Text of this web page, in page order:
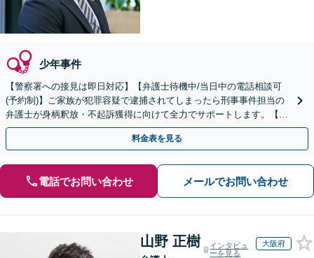
少年事件
【警察署への接見は即日対応】【弁護士待機中/当日中の電話相談可
(予約制)】ご家族が犯罪容疑で逮捕されてしまったら刑事事件担当の
弁護士が身柄釈放・不起訴獲得に向けて全力でサポートします。【毎
月100名以上の相談実績】【全国対応】
料金表を見る
電話でお問い合わせ メールでお問い合わせ
山野 正樹
インタビュ
ーを見る
大阪府